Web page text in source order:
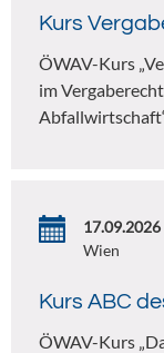
Kurs
ÖWAV-Kurs
im
17.09.2026
Wien
Kurs ABC
ÖWAV-Kurs